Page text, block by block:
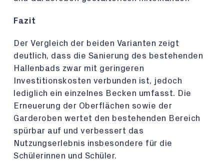
Fazit
Der Vergleich der beiden Varianten zeigt
deutlich, dass die Sanierung des bestehenden
Hallenbads zwar mit geringeren
Investitionskosten verbunden ist, jedoch
lediglich ein einzelnes Becken umfasst. Die
Erneuerung der Oberflächen sowie der
Garderoben wertet den bestehenden Bereich
spürbar auf und verbessert das
Nutzungserlebnis insbesondere für die
Schülerinnen und Schüler.